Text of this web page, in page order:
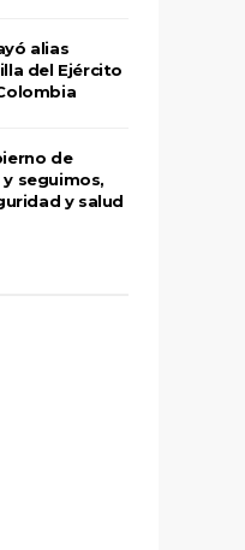
alias
del Ejército
de
seguimos,
y salud